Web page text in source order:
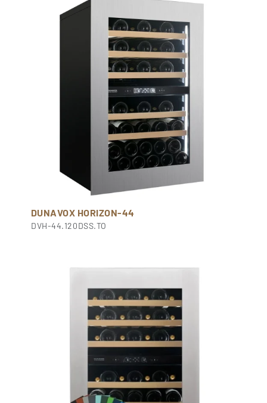
DUNAVOX HORIZON-44
DVH-44.120DSS.TO